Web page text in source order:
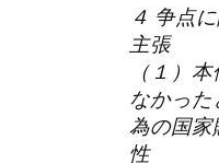
４ 争点
主張
（１）
なかっ
為の国家
性